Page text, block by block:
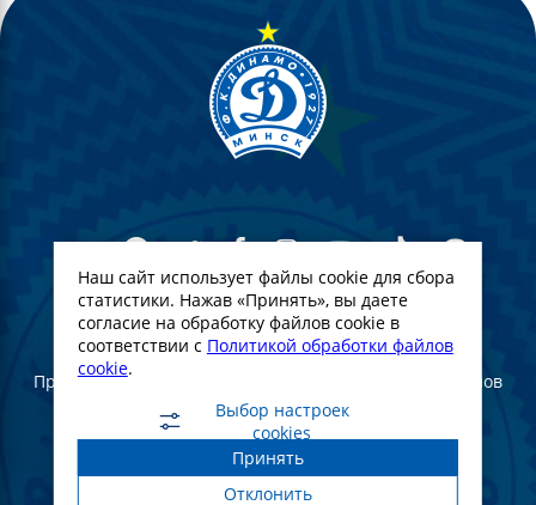
© Футбольный Клуб Динамо-Минск. 2022
При полном или частичном использовании материалов
ссылка на официальный сайт ФК Динамо Минск
обязательна
Создание и продвижение сайта -
WebGroup.PRO
Наш сайт использует файлы cookie для сбора
статистики. Нажав «Принять», вы даете
согласие на обработку файлов cookie в
соответствии с Политикой обработки файлов
cookie.
Выбор настроек
cookies
Принять
Отклонить